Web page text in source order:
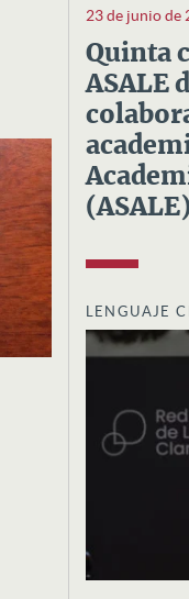
23 de junio de
Quinta
ASALE
(ASALE)
LENGUAJE